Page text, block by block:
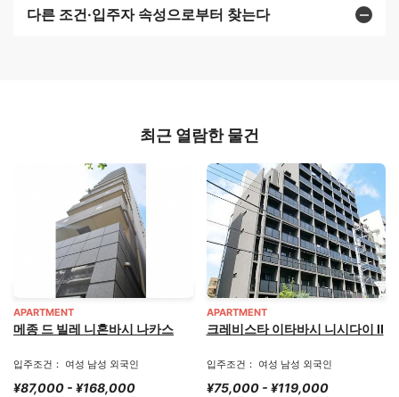
다른 조건·입주자 속성으로부터 찾는다
최근 열람한 물건
APARTMENT
메종 드 빌레 니혼바시 나카스
입주조건： 여성 남성 외국인
¥87,000 - ¥168,000
APARTMENT
크레비스타 이타바시 니시다이 II
입주조건： 여성 남성 외국인
¥75,000 - ¥119,000